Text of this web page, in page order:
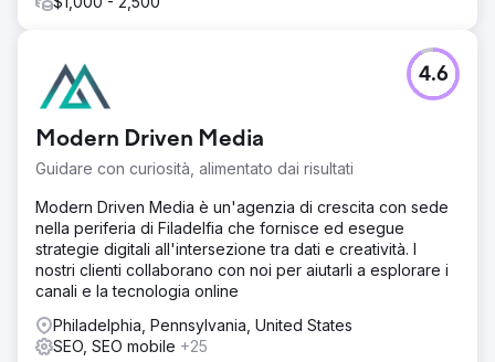
Modern Driven Media
Guidare con curiosità, alimentato dai risultati
4.6
Modern Driven Media è un'agenzia di crescita con sede
nella periferia di Filadelfia che fornisce ed esegue
strategie digitali all'intersezione tra dati e creatività. I
nostri clienti collaborano con noi per aiutarli a esplorare i
canali e la tecnologia online
Philadelphia, Pennsylvania, United States
SEO, SEO mobile +25